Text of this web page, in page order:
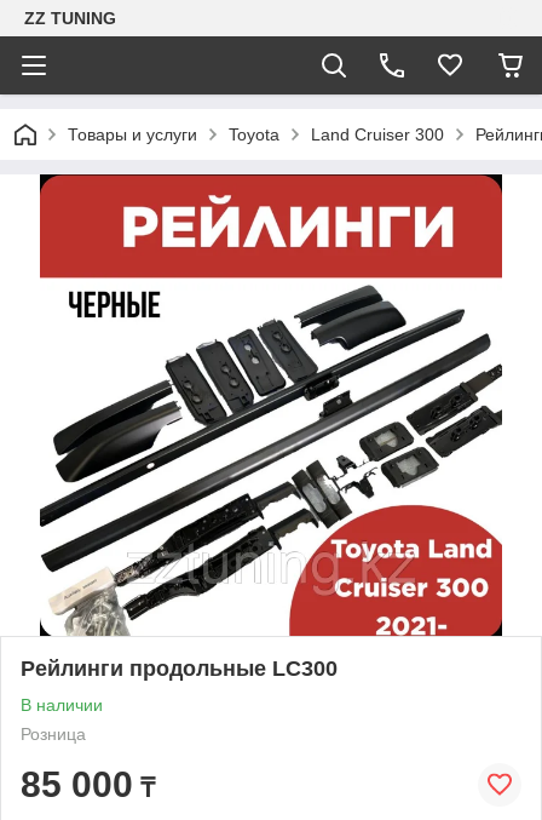
ZZ TUNING
Товары и услуги Toyota Land Cruiser 300
Рейлинги продольные LC300
В наличии
Розница
85 000 ₸